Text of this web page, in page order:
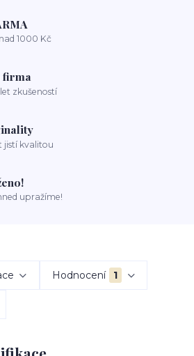
1000 Kč
firma
zkušeností
jistí kvalitou
upražíme!
Hodnocení 1